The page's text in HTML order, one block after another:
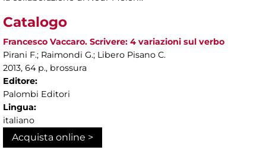
Catalogo
Francesco Vaccaro. Scrivere: 4 variazioni sul verbo
Pirani F.; Raimondi G.; Libero Pisano C.
2013, 64 p., brossura
Editore:
Palombi Editori
Lingua:
italiano
Acquista online >